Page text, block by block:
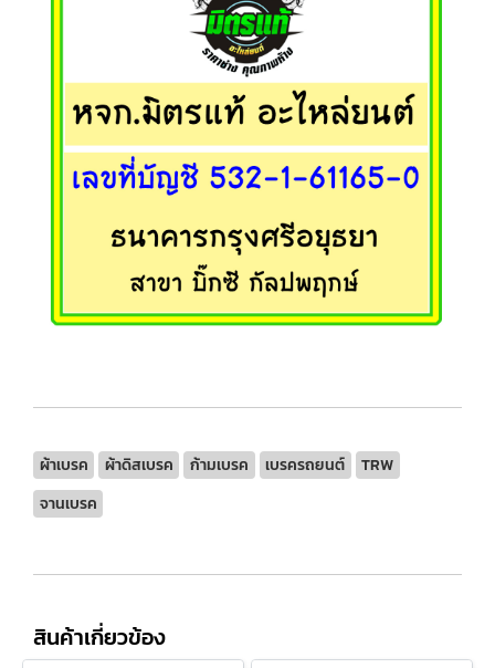
ผ้าเบรค ผ้าดิสเบรค ก้ามเบรค เบรครถยนต์
TRW
จานเบรค
สินค้าเกี่ยวข้อง